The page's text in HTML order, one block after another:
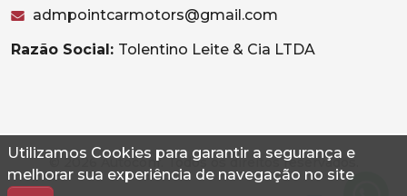
Utilizamos Cookies para garantir a segurança e
melhorar sua experiência de navegação no site
admpointcarmotors@gmail.com
Razão Social: Tolentino Leite & Cia LTDA
© 2026 Autoconf. Todos os direitos reservados.